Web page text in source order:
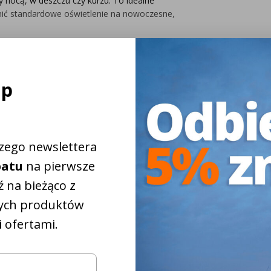
standardowe oświetlenie na nowoczesne,
newslettera
na pierwsze
na bieżąco z
produktów
ofertami.